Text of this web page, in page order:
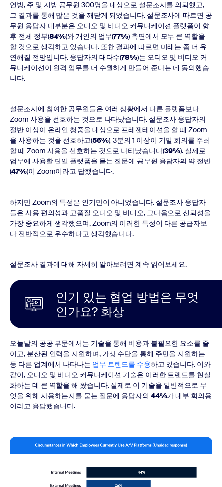
연방, 주 및 지방 공무원 300명을 대상으로 설문조사를 의뢰했고,
그 결과를 통해 많은 것을 깨닫게 되었습니다. 설문조사에 따르면 공
무원 응답자 대부분은 오디오 및 비디오 커뮤니케이션 플랫폼이 향
후 전체 정부(84%)와 개인의 업무(77%) 측면에서 모두 큰 역할을
할 것으로 생각하고 있습니다. 또한 결과에 따르면 미래는 좀 더 유
연해질 전망입니다. 응답자의 대다수(78%)는 오디오 및 비디오 커
뮤니케이션이 원격 업무를 더 수월하게 만들어 준다는 데 동의했습
니다.
설문조사에 참여한 공무원들은 여러 상황에서 다른 플랫폼보다
Zoom 사용을 선호하는 것으로 나타났습니다. 설문조사 응답자의
절반 이상이 온라인 청중을 대상으로 프레젠테이션을 할 때 Zoom
을 사용하는 것을 선호하고(56%), 3분의 1 이상이 기밀 회의를 주최
할 때 Zoom 사용을 선호하는 것으로 나타났습니다(39%). 실제로
업무에 사용할 단일 플랫폼을 묻는 질문에 공무원 응답자의 약 절반
(47%)이 Zoom이라고 답했습니다.
하지만 Zoom의 특성은 인기만이 아니었습니다. 설문조사 응답자
들은 사용 편의성과 고품질 오디오 및 비디오, 그다음으로 신뢰성을
가장 중요하게 생각했으며, Zoom의 이러한 특성이 다른 공급자보
다 전반적으로 우수하다고 생각했습니다.
설문조사 결과에 대해 자세히 알아보려면 계속 읽어보세요.
인기 있는 협업 방법은 무엇
인가요? 화상
오늘날의 공공 부문에서는 기술을 통해 비용과 불필요한 요소를 줄
이고, 분산된 인력을 지원하며, 가상 수단을 통해 주민을 지원하는
등 다른 업계에서 나타나는 업무 트렌드를 수용하고 있습니다. 이와
같이, 오디오 및 비디오 커뮤니케이션 기술은 이러한 트렌드를 현실
화하는 데 큰 역할을 해 왔습니다. 실제로 이 기술을 일반적으로 무
엇을 위해 사용하는지를 묻는 질문에 응답자의 44%가 내부 회의용
이라고 응답했습니다.